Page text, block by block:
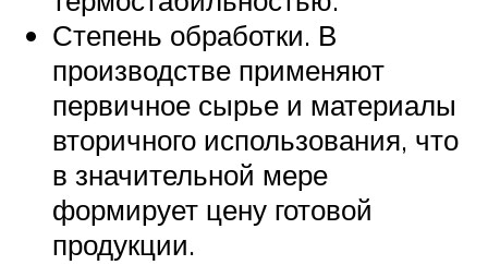
Степень обработки. В
производстве применяют
первичное сырье и материалы
вторичного использования, что
в значительной мере
формирует цену готовой
продукции.